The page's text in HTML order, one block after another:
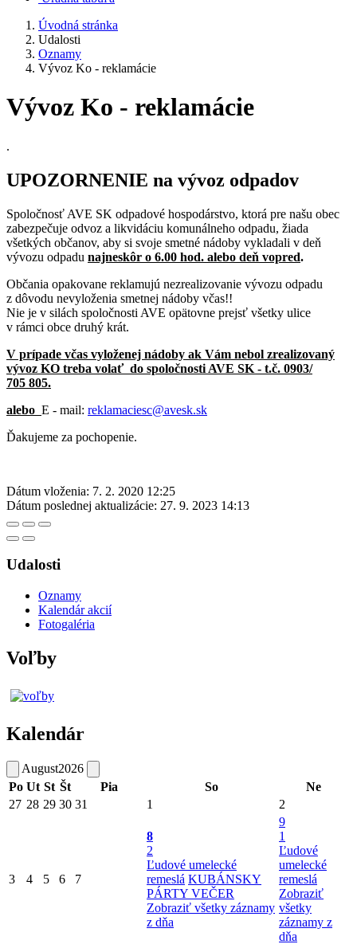
Úvodná stránka
Udalosti
Oznamy
Vývoz Ko - reklamácie
Vývoz Ko - reklamácie
.
UPOZORNENIE na vývoz odpadov
Spoločnosť AVE SK odpadové hospodárstvo, ktorá pre našu obec
zabezpečuje odvoz a likvidáciu komunálneho odpadu, žiada
všetkých občanov, aby si svoje smetné nádoby vykladali v deň
vývozu odpadu najneskôr o 6.00 hod. alebo deň vopred.
Občania opakovane reklamujú nezrealizovanie vývozu odpadu
z dôvodu nevyloženia smetnej nádoby včas!!
Nie je v silách spoločnosti AVE opätovne prejsť všetky ulice
v rámci obce druhý krát.
V prípade včas vyloženej nádoby ak Vám nebol zrealizovaný
vývoz KO treba volať do spoločnosti AVE SK - t.č. 0903/
705 805.
alebo E - mail: reklamaciesc@avesk.sk
Ďakujeme za pochopenie.
Dátum vloženia: 7. 2. 2020 12:25
Dátum poslednej aktualizácie: 27. 9. 2023 14:13
Udalosti
Oznamy
Kalendár akcií
Fotogaléria
Voľby
Kalendár
August2026
Po Ut St Št Pia So
Ne
27 28 29 30 31 1 2
3 4 5 6 7
8
2
Ľudové umelecké
remeslá KUBÁNSKY
PÁRTY VEČER
Zobraziť všetky záznamy
z dňa
9
1
Ľudové
umelecké
remeslá
Zobraziť
všetky
záznamy z
dňa